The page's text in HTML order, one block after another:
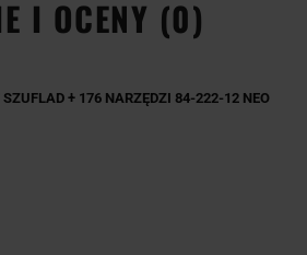
I OCENY (0)
+ 176 NARZĘDZI 84-222-12 NEO